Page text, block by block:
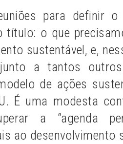
para definir
título: o que
sustentável, e,
a tantos outros.
de ações
É uma modesta
a “agenda
ao desenvolvimento